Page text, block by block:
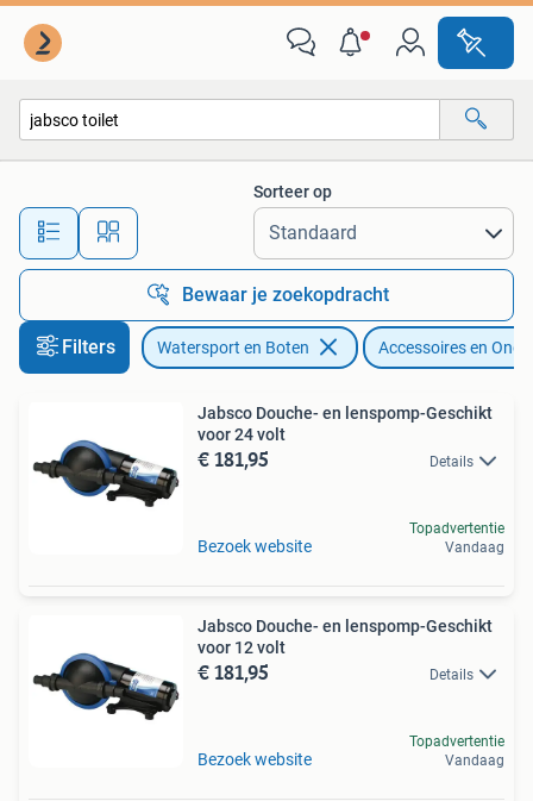
Alle afstanden…
Sorteer op
Bewaar je zoekopdracht
Filters Watersport en Boten Accessoires en
Jabsco Douche- en lenspomp-Geschikt
voor 24 volt
€ 181,95 Details
Bezoek website
Topadvertentie
Vandaag
Jabsco Douche- en lenspomp-Geschikt
voor 12 volt
€ 181,95 Details
Bezoek website
Topadvertentie
Vandaag